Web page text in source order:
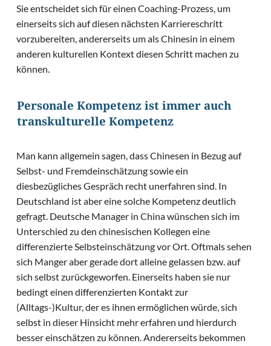
Sie entscheidet sich für einen Coaching-Prozess, um
einerseits sich auf diesen nächsten Karriereschritt
vorzubereiten, andererseits um als Chinesin in einem
anderen kulturellen Kontext diesen Schritt machen zu
können.
Personale Kompetenz ist immer auch
transkulturelle Kompetenz
Man kann allgemein sagen, dass Chinesen in Bezug auf
Selbst- und Fremdeinschätzung sowie ein
diesbezügliches Gespräch recht unerfahren sind. In
Deutschland ist aber eine solche Kompetenz deutlich
gefragt. Deutsche Manager in China wünschen sich im
Unterschied zu den chinesischen Kollegen eine
differenzierte Selbsteinschätzung vor Ort. Oftmals sehen
sich Manger aber gerade dort alleine gelassen bzw. auf
sich selbst zurückgeworfen. Einerseits haben sie nur
bedingt einen differenzierten Kontakt zur
(Alltags-)Kultur, der es ihnen ermöglichen würde, sich
selbst in dieser Hinsicht mehr erfahren und hierdurch
besser einschätzen zu können. Andererseits bekommen